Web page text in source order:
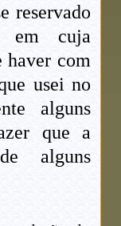
reservado
em cuja
haver com
usei no
alguns
que a
alguns